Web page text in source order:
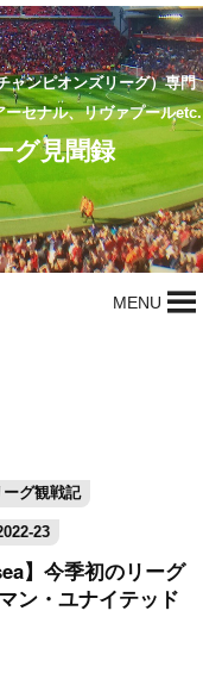
ャンピオンズリーグ）専門
セナル、リヴァプールetc.
グ見聞録
MENU
グ観戦記
23
】今季初のリーグ
ン・ユナイテッド